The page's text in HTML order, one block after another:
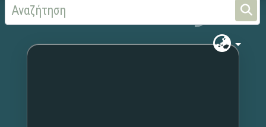
Αρχική Χωρίς τίτλο